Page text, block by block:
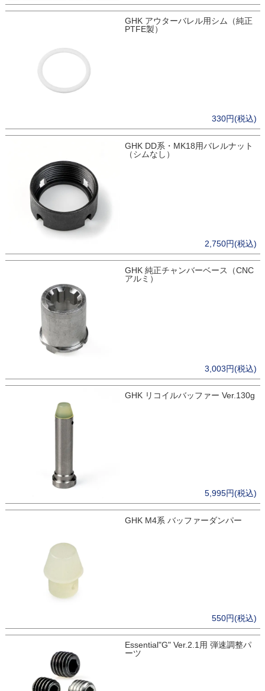
GHK アウターバレル用シム（純正
PTFE製）
330円(税込)
GHK DD系・MK18用バレルナット
（シムなし）
2,750円(税込)
GHK 純正チャンバーベース（CNC
アルミ）
3,003円(税込)
GHK リコイルバッファー Ver.130g
5,995円(税込)
GHK M4系 バッファーダンパー
550円(税込)
Essential"G" Ver.2.1用 弾速調整パ
ーツ